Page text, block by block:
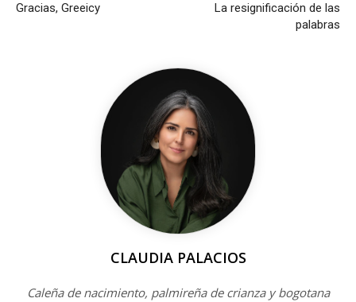
Gracias, Greeicy
La resignificación de las
palabras
CLAUDIA PALACIOS
Caleña de nacimiento, palmireña de crianza y bogotana